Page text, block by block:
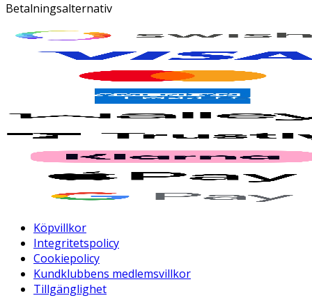
Betalningsalternativ
Köpvillkor
Integritetspolicy
Cookiepolicy
Kundklubbens medlemsvillkor
Tillgänglighet